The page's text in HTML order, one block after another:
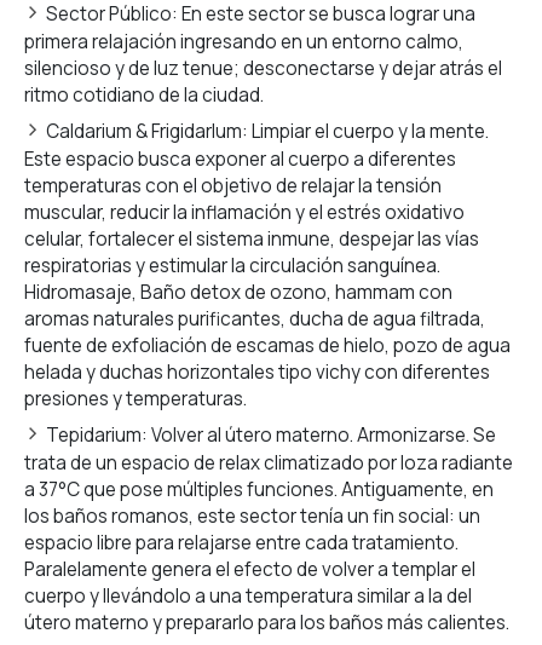
Sector Público: En este sector se busca lograr una
primera relajación ingresando en un entorno calmo,
silencioso y de luz tenue; desconectarse y dejar atrás el
ritmo cotidiano de la ciudad.
Caldarium & FrigidarIum: Limpiar el cuerpo y la mente.
Este espacio busca exponer al cuerpo a diferentes
temperaturas con el objetivo de relajar la tensión
muscular, reducir la inflamación y el estrés oxidativo
celular, fortalecer el sistema inmune, despejar las vías
respiratorias y estimular la circulación sanguínea.
Hidromasaje, Baño detox de ozono, hammam con
aromas naturales purificantes, ducha de agua filtrada,
fuente de exfoliación de escamas de hielo, pozo de agua
helada y duchas horizontales tipo vichy con diferentes
presiones y temperaturas.
Tepidarium: Volver al útero materno. Armonizarse. Se
trata de un espacio de relax climatizado por loza radiante
a 37°C que pose múltiples funciones. Antiguamente, en
los baños romanos, este sector tenía un fin social: un
espacio libre para relajarse entre cada tratamiento.
Paralelamente genera el efecto de volver a templar el
cuerpo y llevándolo a una temperatura similar a la del
útero materno y prepararlo para los baños más calientes.